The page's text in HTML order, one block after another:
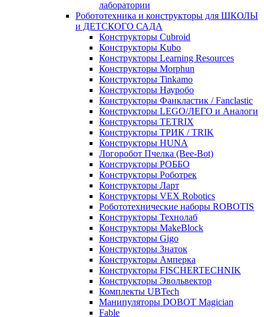
лаборатории
Робототехника и конструкторы для ШКОЛЫ
и ДЕТСКОГО САДА
Конструкторы Cubroid
Конструкторы Kubo
Конструкторы Learning Resources
Конструкторы Morphun
Конструкторы Tinkamo
Конструкторы Науробо
Конструкторы Фанкластик / Fanclastic
Конструкторы LEGO/ЛЕГО и Аналоги
Конструкторы TETRIX
Конструкторы ТРИК / TRIK
Конструкторы HUNA
Логоробот Пчелка (Bee-Bot)
Конструкторы РОББО
Конструкторы Роботрек
Конструкторы Ларт
Конструкторы VEX Robotics
Робототехнические наборы ROBOTIS
Конструкторы Технолаб
Конструкторы MakeBlock
Конструкторы Gigo
Конструкторы Знаток
Конструкторы Амперка
Конструкторы FISCHERTECHNIK
Конструкторы Эвольвектор
Комплекты UBTech
Манипуляторы DOBOT Magician
Fable